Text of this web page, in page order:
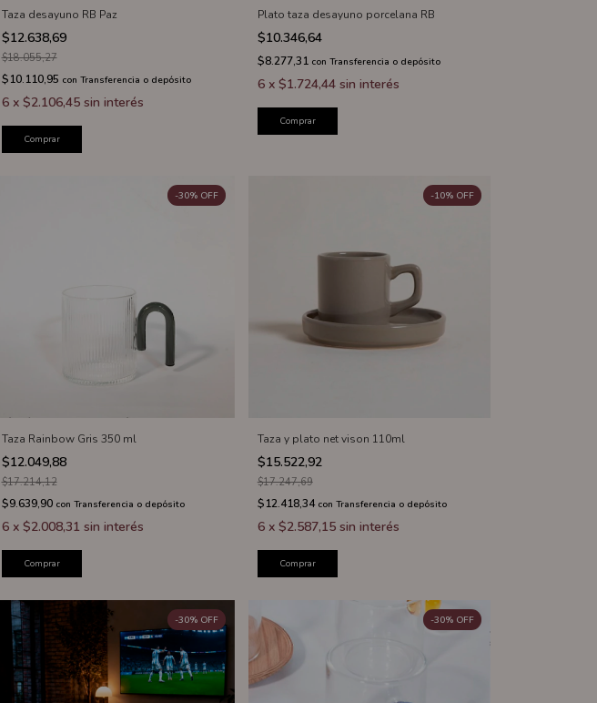
Taza desayuno RB Paz
$12.638,69
$18.055,27
$10.110,95 con Transferencia o depósito
6 x $2.106,45 sin interés
Comprar
Plato taza desayuno porcelana RB
$10.346,64
$8.277,31 con Transferencia o depósito
6 x $1.724,44 sin interés
Comprar
Taza Rainbow Gris 350 ml
$12.049,88
-30% OFF
$17.214,12
$9.639,90 con Transferencia o depósito
6 x $2.008,31 sin interés
Comprar
Taza y plato net vison 110ml
$15.522,92
-10% OFF
$17.247,69
$12.418,34 con Transferencia o depósito
6 x $2.587,15 sin interés
Comprar
-30% OFF -30% OFF